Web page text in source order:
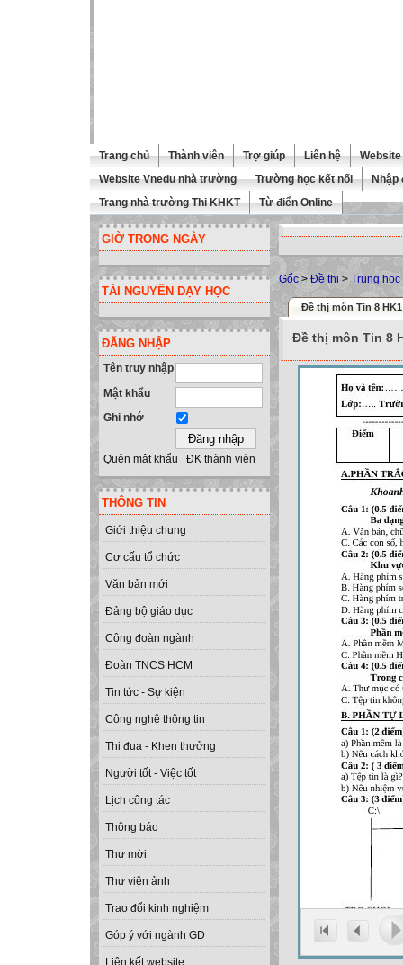
Trang chủ Thành viên Trợ giúp Liên hệ
Website Vnedu nhà trường
Trường học kết nối
Nhập
Trang nhà trường Thi KHKT
Từ điển Online
GIỜ TRONG NGÀY
TÀI NGUYÊN DẠY HỌC
ĐĂNG NHẬP
Tên truy nhập
Mật khẩu
Ghi nhớ
Quên mật khẩu ĐK thành viên
THÔNG TIN
Giới thiệu chung
Cơ cấu tổ chức
Văn bản mới
Đảng bộ giáo dục
Công đoàn ngành
Đoàn TNCS HCM
Tin tức - Sự kiện
Công nghệ thông tin
Thi đua - Khen thưởng
Người tốt - Việc tốt
Lịch công tác
Thông báo
Thư mời
Thư viện ảnh
Trao đổi kinh nghiệm
Góp ý với ngành GD
Liên kết website
Gốc > Đề thi > Trung
Đề thị môn Tin 8 HK1
Đề thị môn Tin 8